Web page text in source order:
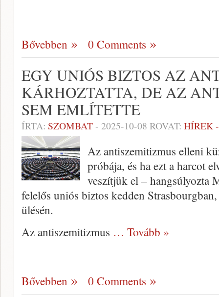
Bővebben 0 Comments
EGY UNIÓS BIZTOS AZ
KÁRHOZTATTA, DE AZ
SEM EMLÍTETTE
ÍRTA: SZOMBAT- 2025-10-08 ROVAT: HÍREK
Az antiszemitizmus elleni
próbája, és ha ezt a harcot
veszítjük el – hangsúlyozta
felelős uniós biztos kedden
ülésén.
Az antiszemitizmus … Tovább »
Bővebben 0 Comments